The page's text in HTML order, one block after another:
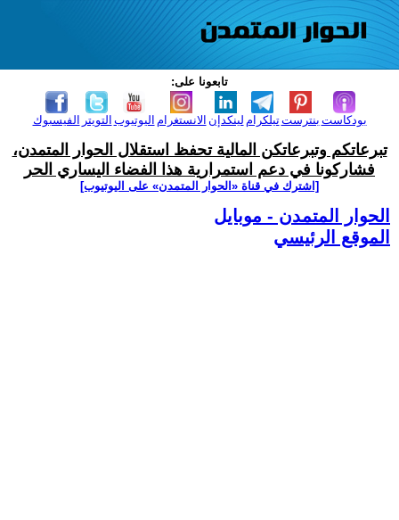
تابعونا على:
الفيسبوك التويتر اليوتيوب الانستغرام لينكدإن تيلكرامبنترست بودكاست
تبرعاتكم وتبرعاتكن المالية تحفظ استقلال الحوار المتمدن،
فشاركونا في دعم استمرارية هذا الفضاء اليساري الحر
[اشترك في قناة ‫«الحوار المتمدن» على اليوتيوب]
الحوار المتمدن - موبايل
الموقع الرئيسي